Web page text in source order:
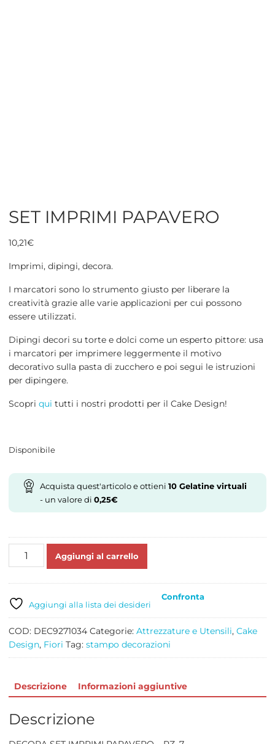
SET IMPRIMI PAPAVERO
10,21€
Imprimi, dipingi, decora.
I marcatori sono lo strumento giusto per liberare la
creatività grazie alle varie applicazioni per cui possono
essere utilizzati.
Dipingi decori su torte e dolci come un esperto pittore: usa
i marcatori per imprimere leggermente il motivo
decorativo sulla pasta di zucchero e poi segui le istruzioni
per dipingere.
Scopri qui tutti i nostri prodotti per il Cake Design!
Disponibile
Acquista quest'articolo e ottieni 10Gelatine virtuali
- un valore di 0,25€
Aggiungi al carrello
Aggiungi alla lista dei desideri
Confronta
COD: DEC9271034 Categorie: Attrezzature e Utensili, Cake
Design, Fiori Tag: stampo decorazioni
Descrizione Informazioni aggiuntive
Descrizione